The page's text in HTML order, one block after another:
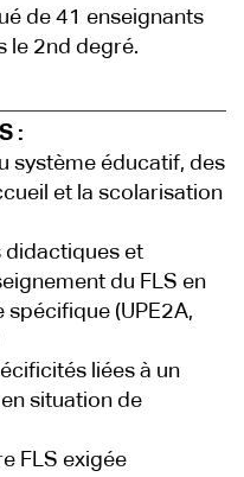
de 41 enseignants
le 2nd degré.
:
système éducatif, des
et la scolarisation
didactiques et
du FLS en
(UPE2A,
liées à un
situation de
FLS exigée